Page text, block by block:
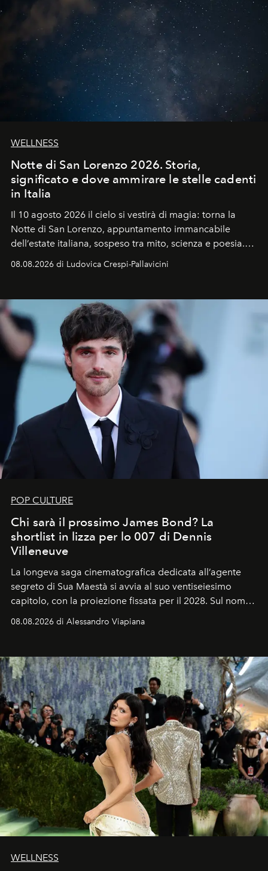
WELLNESS
Notte di San Lorenzo 2026. Storia,
significato e dove ammirare le stelle cadenti
in Italia
Il 10 agosto 2026 il cielo si vestirà di magia: torna la
Notte di San Lorenzo, appuntamento immancabile
dell’estate italiana, sospeso tra mito, scienza e poesia.
celeste per seguire il passaggio delle
all’universo i desideri più segreti
08.08.2026 di Ludovica Crespi-Pallavicini
POP CULTURE
Chi sarà il prossimo James Bond? La
shortlist in lizza per lo 007 di Dennis
Villeneuve
La longeva saga cinematografica dedicata all’agente
segreto di Sua Maestà si avvia al suo ventiseiesimo
capitolo, con la proiezione fissata per il 2028. Sul nome
Craig, però, regna ancora il più assoluto riserbo.
08.08.2026 di Alessandro Viapiana
WELLNESS